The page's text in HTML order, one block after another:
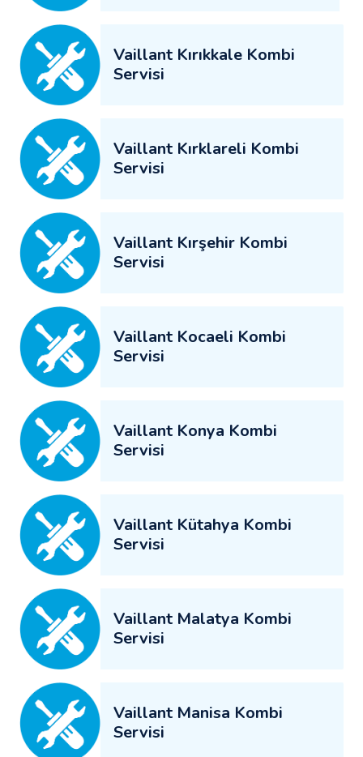
Vaillant Kırıkkale Kombi
Servisi
Vaillant Kırklareli Kombi
Servisi
Vaillant Kırşehir Kombi
Servisi
Vaillant Kocaeli Kombi
Servisi
Vaillant Konya Kombi
Servisi
Vaillant Kütahya Kombi
Servisi
Vaillant Malatya Kombi
Servisi
Vaillant Manisa Kombi
Servisi